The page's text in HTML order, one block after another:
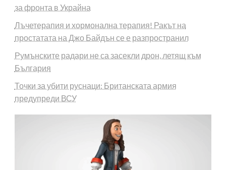
за фронта в Украйна
Лъчетерапия и хормонална терапия! Ракът на
простатата на Джо Байдън се е разпространил
Румънските радари не са засекли дрон, летящ към
България
Точки за убити руснаци: Британската армия
предупреди ВСУ